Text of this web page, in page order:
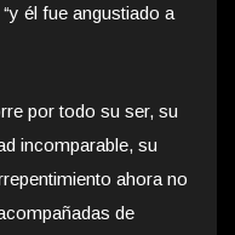
él fue angustiado a
por todo su ser, su
incomparable, su
ahora no
de